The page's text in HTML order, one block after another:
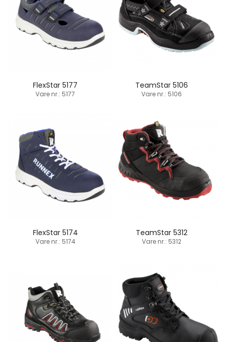
FlexStar 5177
Vare nr.: 5177
TeamStar 5106
Vare nr.: 5106
FlexStar 5174
Vare nr.: 5174
TeamStar 5312
Vare nr.: 5312